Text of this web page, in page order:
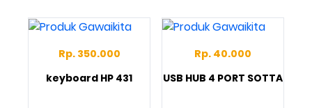
Rp. 350.000
keyboard HP 431
Rp. 40.000
USB HUB 4 PORT SOTTA